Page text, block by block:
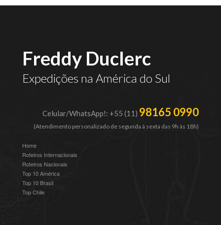
Freddy Duclerc
Expedições na América do Sul
Celular/WhatsApp!: +55 (11) 98165 0990
(Atendimento personalizado de segunda à sexta das 9h às 18h)
Home
Roteiros Internacionais
Roteiros Nacionais
Top 10 América
Top 10 Brasil
Top Chile